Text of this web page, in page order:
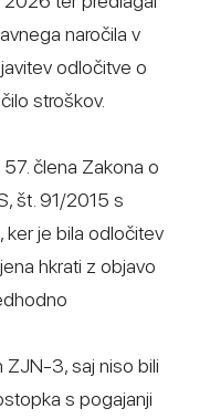
naročila v
odločitve o
stroškov.
člena Zakona o
št. 91/2015 s
ker je bila odločitev
hkrati z objavo
ZJN-3, saj niso bili
s pogajanji